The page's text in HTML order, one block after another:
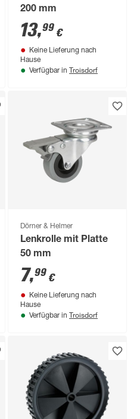
200 mm
13,99 €
Keine Lieferung nach
Hause
Verfügbar in Troisdorf
Dörner & Helmer
Lenkrolle mit Platte
50 mm
7,99 €
Keine Lieferung nach
Hause
Verfügbar in Troisdorf